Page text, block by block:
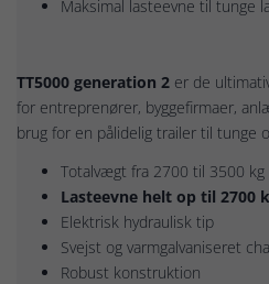
Maksimal lasteevne til tunge
TT5000 generation 2 er de
for entreprenører, byggefirmaer,
brug for en pålidelig trailer til tunge
Totalvægt fra 2700 til 3500 kg
Lasteevne helt op til 2700
Elektrisk hydraulisk tip
Svejst og varmgalvaniseret
Robust konstruktion